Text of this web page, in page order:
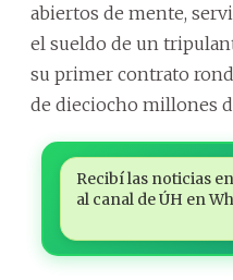
abiertos de mente,
el sueldo de un
su primer contrato
de dieciocho millones
Recibí las noticias
al canal de ÚH en